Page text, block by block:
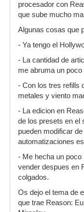
procesador con
que sube mucho
Algunas cosas que
- Ya tengo el
- La cantidad de
me abruma un
- Con los tres refills
metales y viento
- La edicion en
de los presets en el
pueden modificar
automatizaciones
- Me hecha un poco
vender despues en
colgados.
Os dejo el tema de
que trae Reason: